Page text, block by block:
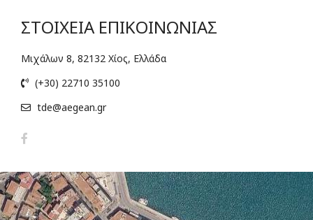
ΣΤΟΙΧΕΊΑ ΕΠΙΚΟΙΝΩΝΊΑΣ
Μιχάλων 8, 82132 Χίος, Ελλάδα
(+30) 22710 35100
tde@aegean.gr